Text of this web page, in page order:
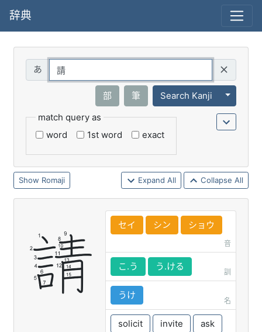
辞典
部 筆 Search Kanji
Toggle
match query as
word
1st word exact
Romaji Expand All Collapse All
請 セイ シン ショウ
音
こ.う う.ける
訓
うけ
名
solicit invite ask